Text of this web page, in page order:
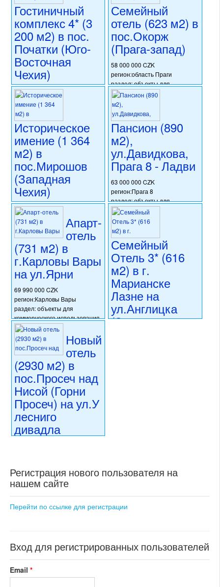
раздел: объекты для
коммерческого использования
состояние: стандарт
номер объекта:18194
коммерческого использования
состояние: новостройка
номер объекта:20554
Гостиничный
комплекс 4* (3
200 м2) в пос.
Початки (Юго-
Восточная
Чехия)
49 000 000 CZK
регион:Юго-Восточная Чехия
раздел: объекты для
коммерческого использования
состояние: требуется
частичная реконструкция
номер объекта:16081
Семейный
отель (623 м2) в
пос.Окорж
(Прага-запад)
58 000 000 CZK
регион:область Праги
раздел: объекты для
коммерческого использования
состояние: после
реконструкции
номер объекта:20744
Историческое
имение (1 364
м2) в
пос.Мирошов
(Западная
Чехия)
59 000 000 CZK
регион:Западная Чехия
раздел: объекты для
коммерческого использования
состояние: после
реконструкции
номер объекта:19311
Пансион (890
м2),
ул.Давидкова,
Прага 8 - Ладви
63 000 000 CZK
регион:Прага 8
раздел: объекты для
коммерческого использования
состояние: после
реконструкции
номер объекта:15457
Апарт-
отель
(731 м2) в
г.Карловы Вары
на ул.Ярни
69 990 000 CZK
регион:Карловы Вары
раздел: объекты для
коммерческого использования
состояние: стандарт
номер объекта:
20659
Семейный
Отель 3* (616
м2) в г.
Марианске
Лазне на
ул.Англицка
(Западная
Новый
отель
(2930 м2) в
пос.Просеч над
Нисой (Горни
Просеч) на ул.У
лесниго
дивадла
(Северо-
Чехия)
78 400 000 CZK
раздел: объекты для
Регистрация нового пользователя на
нашем сайте
Перейти по ссылке для регистрации
Вход для регистрированных пользователей
Email *